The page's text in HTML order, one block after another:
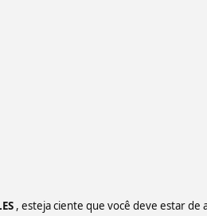
, esteja ciente que você deve estar